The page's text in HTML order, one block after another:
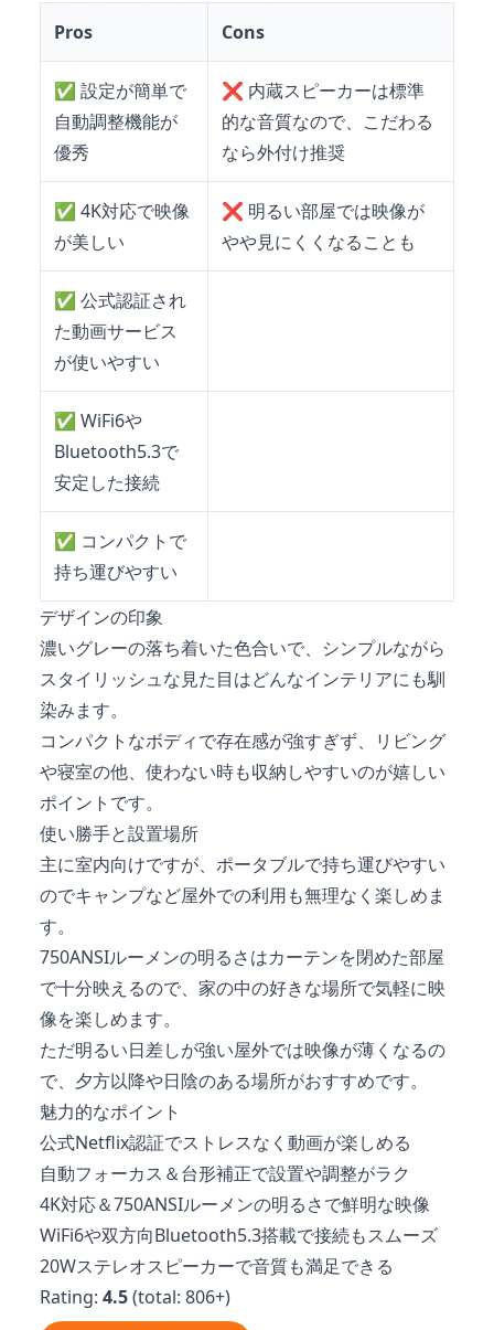
Pros
Cons
✅ 設定が簡単で
自動調整機能が
優秀
❌ 内蔵スピーカーは標準
的な音質なので、こだわる
なら外付け推奨
✅ 4K対応で映像
が美しい
❌ 明るい部屋では映像が
やや見にくくなることも
✅ 公式認証され
た動画サービス
が使いやすい
✅ WiFi6や
Bluetooth5.3で
安定した接続
✅ コンパクトで
持ち運びやすい
デザインの印象
濃いグレーの落ち着いた色合いで、シンプルながら
スタイリッシュな見た目はどんなインテリアにも馴
染みます。
コンパクトなボディで存在感が強すぎず、リビング
や寝室の他、使わない時も収納しやすいのが嬉しい
ポイントです。
使い勝手と設置場所
主に室内向けですが、ポータブルで持ち運びやすい
のでキャンプなど屋外での利用も無理なく楽しめま
す。
750ANSIルーメンの明るさはカーテンを閉めた部屋
で十分映えるので、家の中の好きな場所で気軽に映
像を楽しめます。
ただ明るい日差しが強い屋外では映像が薄くなるの
で、夕方以降や日陰のある場所がおすすめです。
魅力的なポイント
公式Netflix認証でストレスなく動画が楽しめる
自動フォーカス＆台形補正で設置や調整がラク
4K対応＆750ANSIルーメンの明るさで鮮明な映像
WiFi6や双方向Bluetooth5.3搭載で接続もスムーズ
20Wステレオスピーカーで音質も満足できる
Rating: 4.5(total: 806+)